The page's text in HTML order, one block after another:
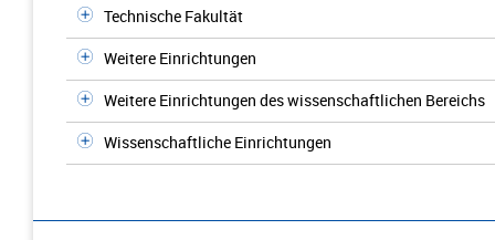
Technische Fakultät
Weitere Einrichtungen
Weitere Einrichtungen des wissenschaftlichen Bereichs
Wissenschaftliche Einrichtungen